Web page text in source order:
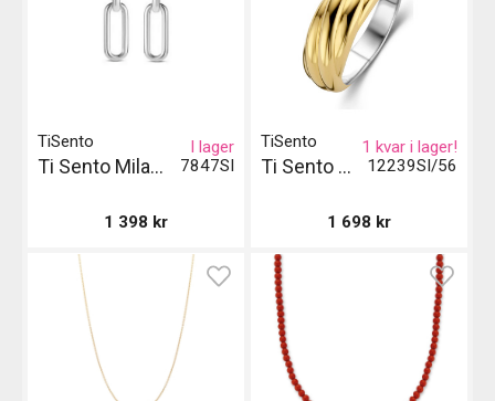
7847SI
TiSento
Ti Sento Milano Örhängen - Silver
I lager
1 398 kr
12239SI/56
TiSento
Ti Sento Milano Ring - Guld
1 kvar i lager!
1 698 kr